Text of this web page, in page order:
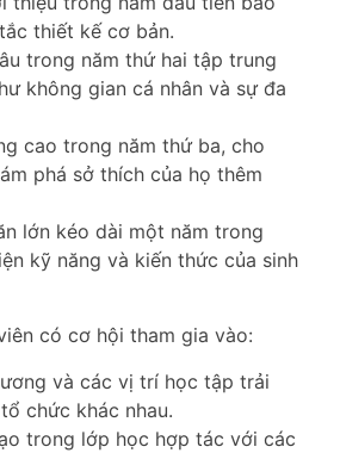
thiết kế cơ bản.
trong năm thứ hai tập trung
không gian cá nhân và sự đa
cao trong năm thứ ba, cho
phá sở thích của họ thêm
lớn kéo dài một năm trong
kỹ năng và kiến thức của sinh
có cơ hội tham gia vào:
và các vị trí học tập trải
chức khác nhau.
trong lớp học hợp tác với các